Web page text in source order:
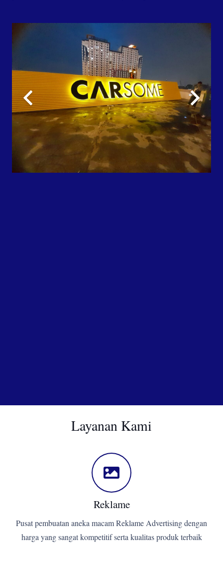
Layanan Kami
Reklame
Pusat pembuatan aneka macam Reklame Advertising dengan
harga yang sangat kompetitif serta kualitas produk terbaik